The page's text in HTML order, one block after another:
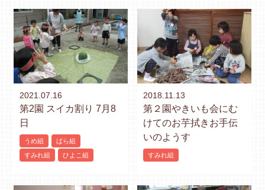
2021.07.16
第2園 スイカ割り 7月8
日
うめ組
ばら組
すみれ組
ひよこ組
2018.11.13
第２園やきいも会にむ
けてのお芋拭きお手伝
いのようす
すみれ組